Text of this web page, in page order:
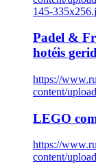
145-
Padel &
hotéis
https://
content/
LEGO
https://
content/